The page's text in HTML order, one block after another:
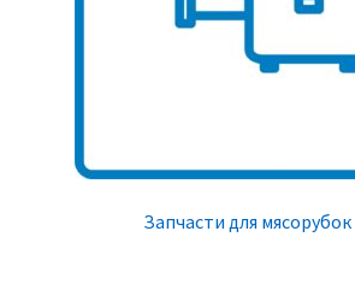
Запчасти для мясорубок